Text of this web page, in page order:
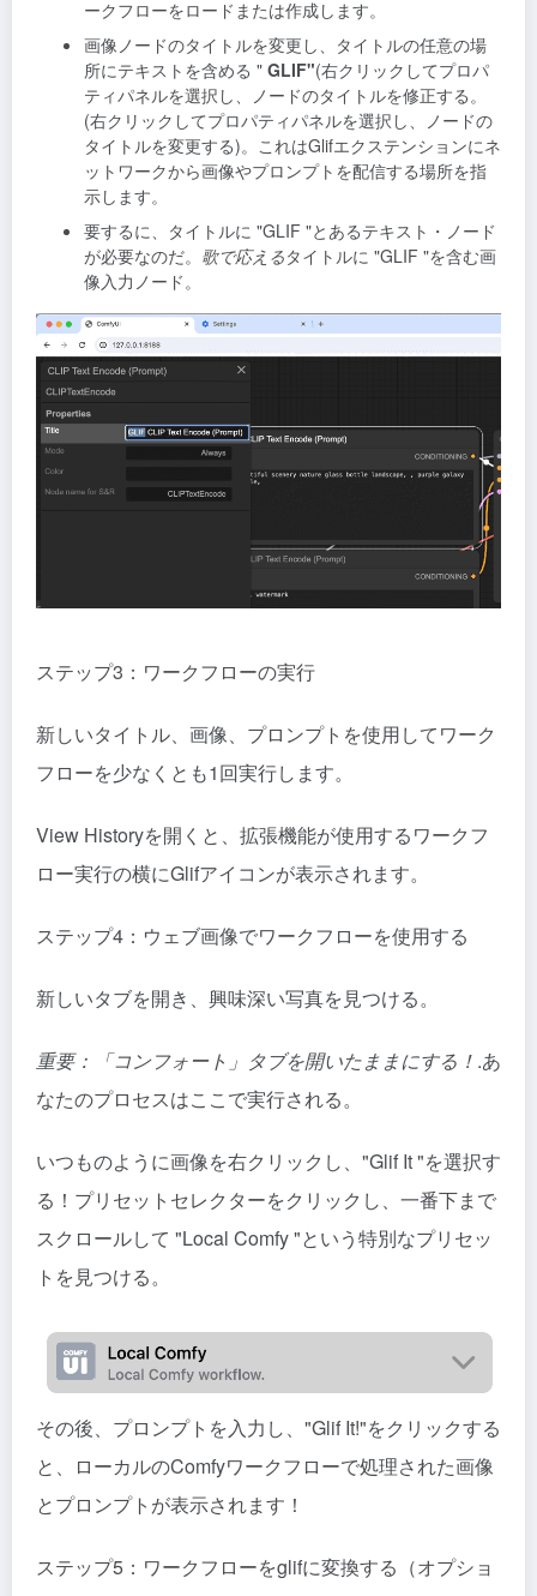
ークフローをロードまたは作成します。
画像ノードのタイトルを変更し、タイトルの任意の場
所にテキストを含める " GLIF"(右クリックしてプロパ
ティパネルを選択し、ノードのタイトルを修正する。
(右クリックしてプロパティパネルを選択し、ノードの
タイトルを変更する)。これはGlifエクステンションにネ
ットワークから画像やプロンプトを配信する場所を指
示します。
要するに、タイトルに "GLIF "とあるテキスト・ノード
が必要なのだ。 歌で応えるタイトルに "GLIF "を含む画
像入力ノード。
ステップ3：ワークフローの実行
新しいタイトル、画像、プロンプトを使用してワーク
フローを少なくとも1回実行します。
View Historyを開くと、拡張機能が使用するワークフ
ロー実行の横にGlifアイコンが表示されます。
ステップ4：ウェブ画像でワークフローを使用する
新しいタブを開き、興味深い写真を見つける。
重要：「コンフォート」タブを開いたままにする！ .あ
なたのプロセスはここで実行される。
いつものように画像を右クリックし、"Glif It "を選択す
る！プリセットセレクターをクリックし、一番下まで
スクロールして "Local Comfy "という特別なプリセッ
トを見つける。
その後、プロンプトを入力し、"Glif It!"をクリックする
と、ローカルのComfyワークフローで処理された画像
とプロンプトが表示されます！
ステップ5：ワークフローをglifに変換する（オプショ